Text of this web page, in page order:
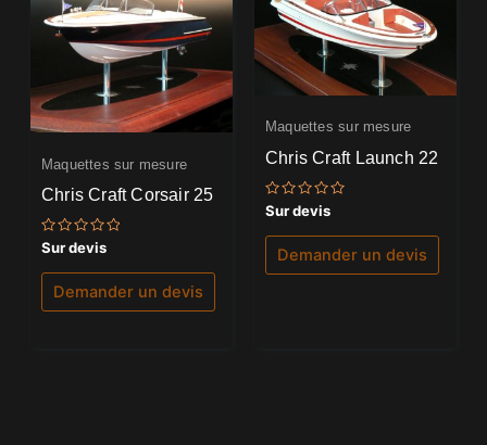
Maquettes sur mesure
Chris Craft Corsair 25
Note
0
sur
Sur devis
Demander un devis
Maquettes sur mesure
Chris Craft Launch 22
Note
0
sur
Sur devis
Demander un devis